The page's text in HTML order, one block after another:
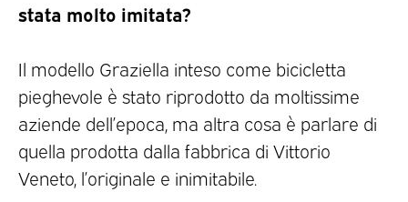
stata molto imitata?
Il modello Graziella inteso come bicicletta
pieghevole è stato riprodotto da moltissime
aziende dell’epoca, ma altra cosa è parlare di
quella prodotta dalla fabbrica di Vittorio
Veneto, l’originale e inimitabile.